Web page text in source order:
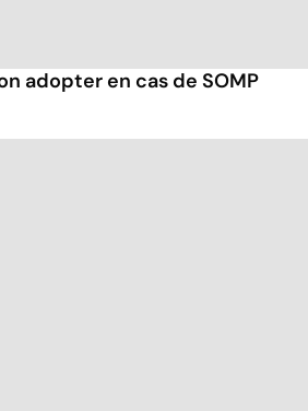
adopter en cas de SOMP